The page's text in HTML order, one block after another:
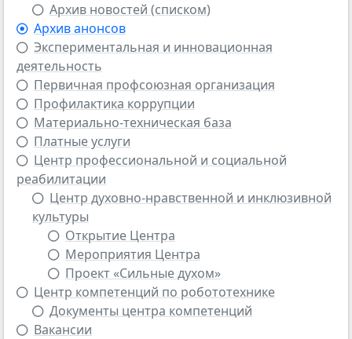
Архив новостей (списком)
Архив анонсов
Экспериментальная и инновационная
деятельность
Первичная профсоюзная организация
Профилактика коррупции
Материально-техническая база
Платные услуги
Центр профессиональной и социальной
реабилитации
Центр духовно-нравственной и инклюзивной
культуры
Открытие Центра
Мероприятия Центра
Проект «Сильные духом»
Центр компетенций по робототехнике
Документы центра компетенций
Вакансии